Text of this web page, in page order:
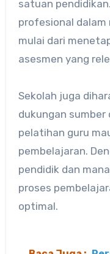
satuan
profesional dalam
mulai dari
asesmen yang
Sekolah juga
dukungan sumber
pelatihan guru
pembelajaran.
pendidik dan
proses
optimal.